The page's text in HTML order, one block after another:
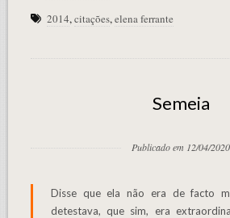
2014,citações,elena ferrante
Semeia
Publicado em 12/04/2020
Disse que ela não era de facto minha amiga, que me
detestava, que sim, era